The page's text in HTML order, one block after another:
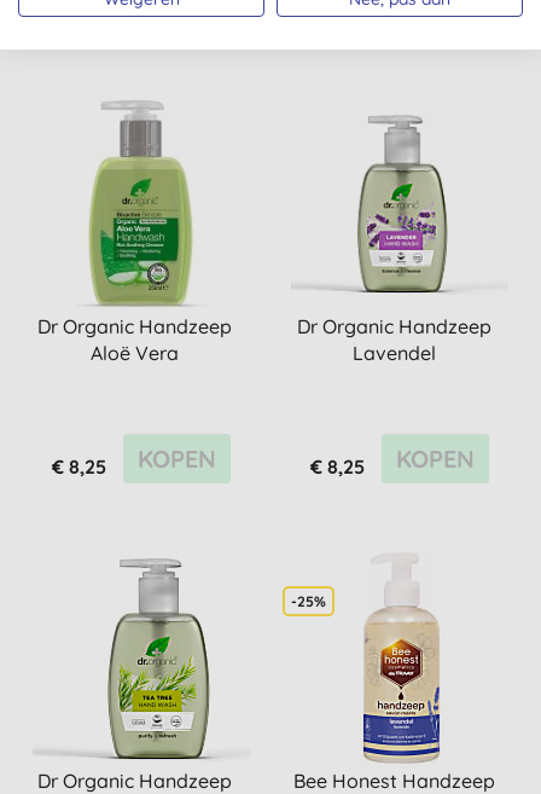
€ 7,49 € 15,95
Dr Organic Handzeep
Aloë Vera
€ 8,25 KOPEN
Dr Organic Handzeep
Lavendel
€ 8,25 KOPEN
Dr Organic Handzeep
-25%
Bee Honest Handzeep